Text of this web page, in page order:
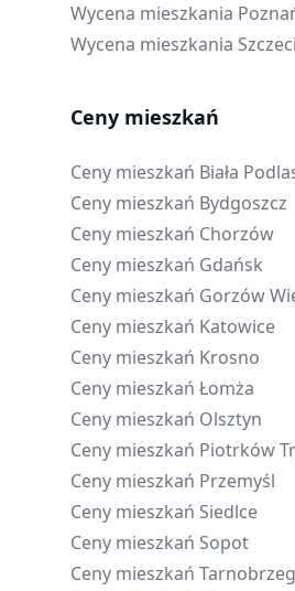
Wycena mieszkania
Wycena mieszkania
Ceny mieszkań
Ceny mieszkań Biała
Ceny mieszkań Bydgoszcz
Ceny mieszkań Chorzów
Ceny mieszkań Gdańsk
Ceny mieszkań Gorzów
Ceny mieszkań Katowice
Ceny mieszkań Krosno
Ceny mieszkań Łomża
Ceny mieszkań Olsztyn
Ceny mieszkań Piotrków
Ceny mieszkań Przemyśl
Ceny mieszkań Siedlce
Ceny mieszkań Sopot
Ceny mieszkań Tarnobrzeg